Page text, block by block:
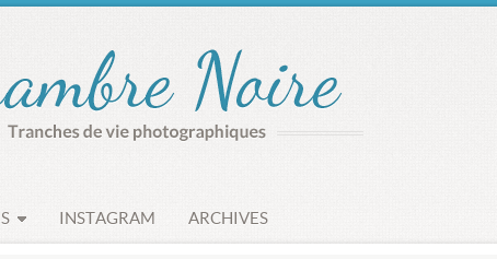
INSTAGRAM ARCHIVES